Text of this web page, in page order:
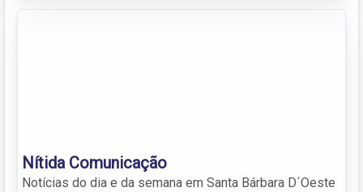
Nítida Comunicação
Notícias do dia e da semana em Santa Bárbara D´Oeste